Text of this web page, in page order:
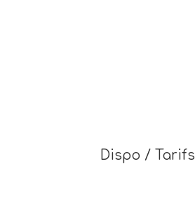
Dispo / Tarifs